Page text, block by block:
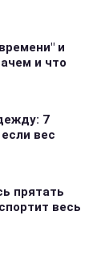
и
и что
7
вес
прятать
весь